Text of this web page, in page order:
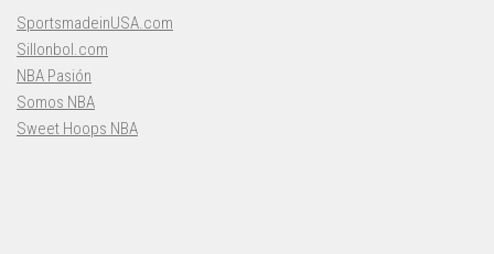
SportsmadeinUSA.com
Sillonbol.com
NBA Pasión
Somos NBA
Sweet Hoops NBA